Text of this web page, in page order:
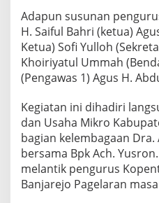
B
Adapun susunan
H. Saiful Bahri (ketua)
Ketua) Sofi Yulloh
Khoiriyatul Ummah
(Pengawas 1) Agus H.
Kegiatan ini dihadiri
dan Usaha Mikro
bagian kelembagaan Dra.
bersama Bpk Ach.
melantik pengurus
Banjarejo Pagelaran